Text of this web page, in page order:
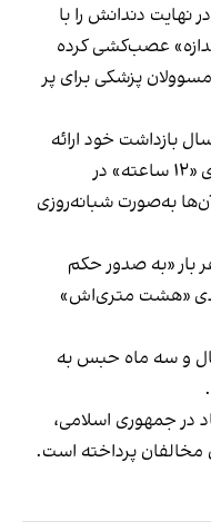
نهایت دندانش را با
عصب‌کشی کرده
پزشکی برای پر
بازداشت خود ارائه
کرده و گفته است در دوران بازجویی‌های «۱۲ ساعته» در
به‌صورت شبانه‌روزی
بار «به صدور حکم
«هشت متری‌اش»
و سه ماه حبس به
در جمهوری اسلامی،
مخالفان پرداخته است.